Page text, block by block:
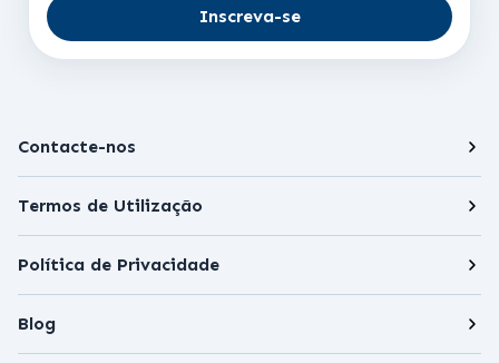
Inscreva-se
Contacte-nos
Termos de Utilização
Política de Privacidade
Blog